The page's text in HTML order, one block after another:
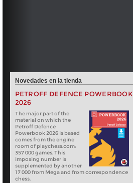
Novedades en la tienda
PETROFF DEFENCE POWERBOOK
2026
The major part of the
material on which the
Petroff Defence
Powerbook 2026 is based
comes from the engine
room of playchess.com:
357 000 games. This
imposing number is
supplemented by another
17 000 from Mega and from correspondence
chess.